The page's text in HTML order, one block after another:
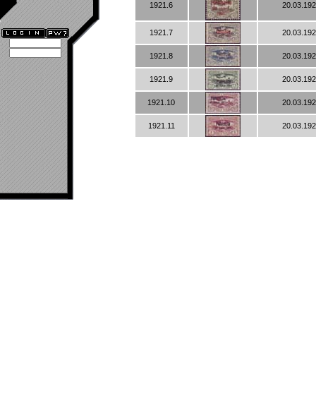
1921.6
1921.7
1921.8
1921.9
1921.10
1921.11